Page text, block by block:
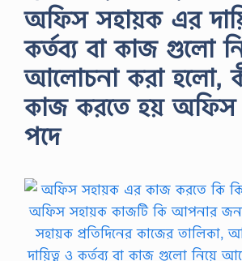
অফিস সহায়ক এর
কর্তব্য বা কাজ গুলো
আলোচনা করা হলো,
কাজ করতে হয় অফিস
পদে